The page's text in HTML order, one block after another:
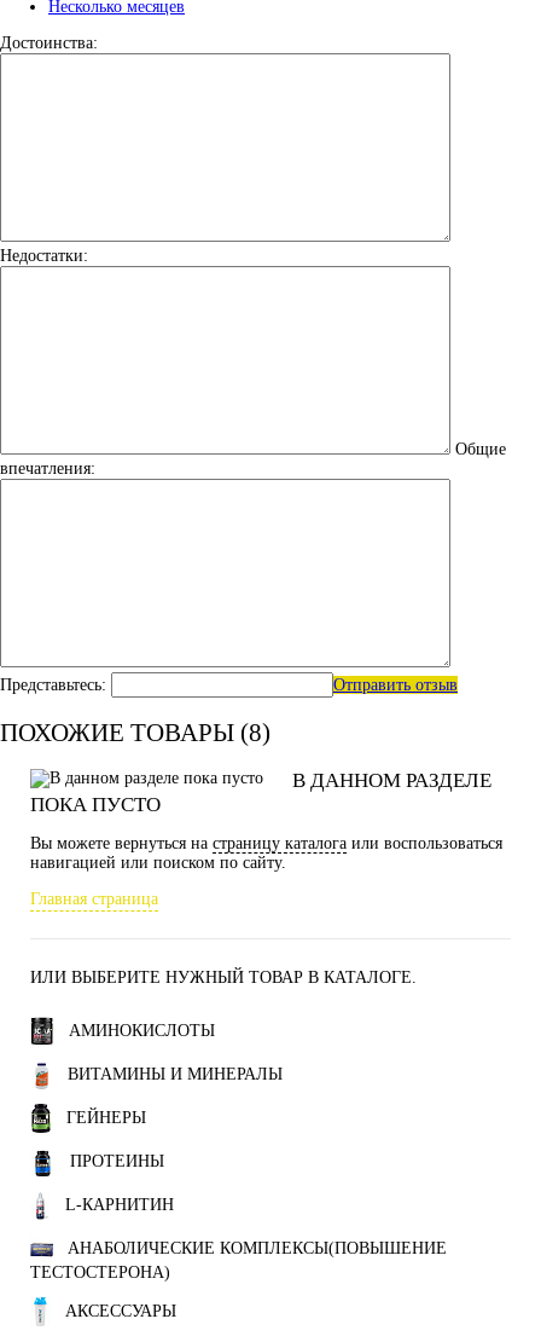
Несколько месяцев
Достоинства:
Недостатки:
Общие
впечатления:
Представьтесь: Отправить отзыв
ПОХОЖИЕ ТОВАРЫ (8)
В ДАННОМ РАЗДЕЛЕ
ПОКА ПУСТО
Вы можете вернуться на страницу каталога или воспользоваться
навигацией или поиском по сайту.
Главная страница
ИЛИ ВЫБЕРИТЕ НУЖНЫЙ ТОВАР В КАТАЛОГЕ.
АМИНОКИСЛОТЫ
ВИТАМИНЫ И МИНЕРАЛЫ
ГЕЙНЕРЫ
ПРОТЕИНЫ
L-КАРНИТИН
АНАБОЛИЧЕСКИЕ КОМПЛЕКСЫ(ПОВЫШЕНИЕ
ТЕСТОСТЕРОНА)
АКСЕССУАРЫ